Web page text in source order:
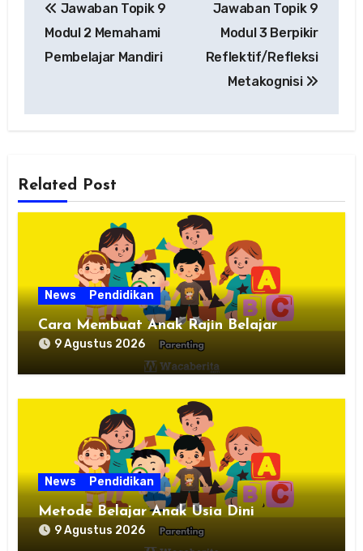
pos
Jawaban Topik 9
Modul 2 Memahami
Pembelajar Mandiri
Jawaban Topik 9
Modul 3 Berpikir
Reflektif/Refleksi
Metakognisi
Related Post
News Pendidikan
Cara Membuat Anak Rajin Belajar
9 Agustus 2026
News Pendidikan
Metode Belajar Anak Usia Dini
9 Agustus 2026